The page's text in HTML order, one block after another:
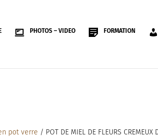
PHOTOS – VIDEO FORMATION
pot verre / POT DE MIEL DE FLEURS CREMEUX